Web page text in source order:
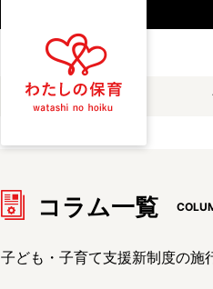
コラム一覧
子ども・子育て支援新制度の施